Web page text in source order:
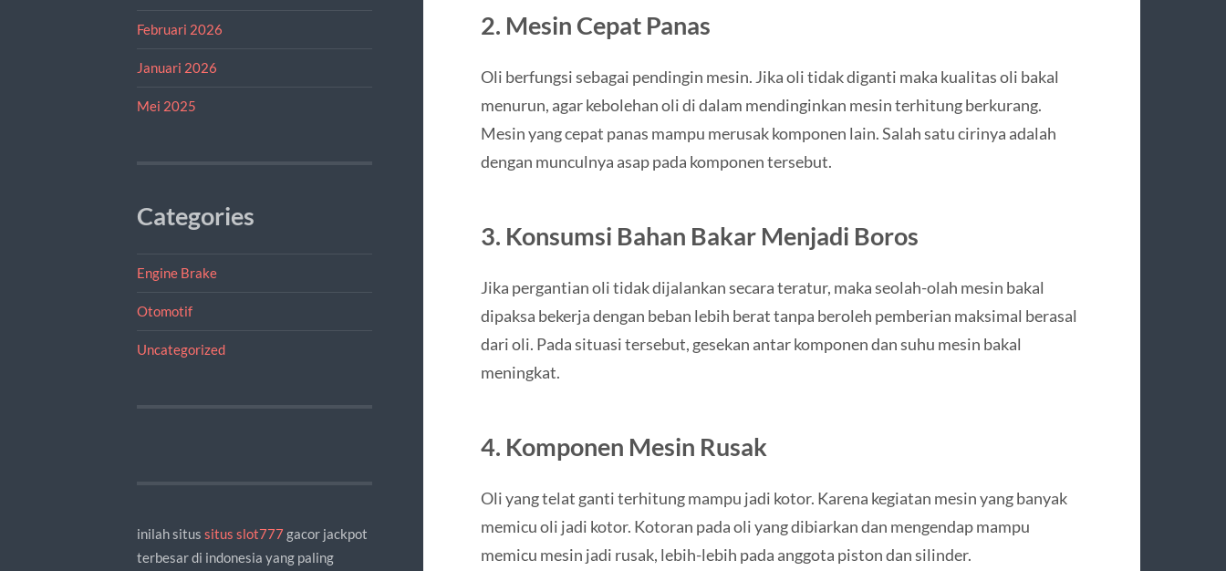
Februari 2026
Januari 2026
Mei 2025
Categories
Engine Brake
Otomotif
Uncategorized
inilah situs situs slot777 gacor jackpot
terbesar di indonesia yang paling
2. Mesin Cepat Panas
Oli berfungsi sebagai pendingin mesin. Jika oli tidak diganti maka kualitas oli bakal
menurun, agar kebolehan oli di dalam mendinginkan mesin terhitung berkurang.
Mesin yang cepat panas mampu merusak komponen lain. Salah satu cirinya adalah
dengan munculnya asap pada komponen tersebut.
3. Konsumsi Bahan Bakar Menjadi Boros
Jika pergantian oli tidak dijalankan secara teratur, maka seolah-olah mesin bakal
dipaksa bekerja dengan beban lebih berat tanpa beroleh pemberian maksimal berasal
dari oli. Pada situasi tersebut, gesekan antar komponen dan suhu mesin bakal
meningkat.
4. Komponen Mesin Rusak
Oli yang telat ganti terhitung mampu jadi kotor. Karena kegiatan mesin yang banyak
memicu oli jadi kotor. Kotoran pada oli yang dibiarkan dan mengendap mampu
memicu mesin jadi rusak, lebih-lebih pada anggota piston dan silinder.